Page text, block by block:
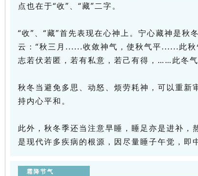
点也在于“收”、“藏”二字。
“收”、“藏”首先表现在心神上。宁心藏神是秋
云：“秋三月......收敛神气，使秋气平......此
志若伏若匿，若有私意，若己有得，……此冬气
秋冬当避免多思、动怒、烦劳耗神，可以重新
持内心平和。
此外，秋冬季还当注意早睡，睡足亦是进补，
是现代许多疾病的根源，因尽量睡子午觉，即
霜降节气